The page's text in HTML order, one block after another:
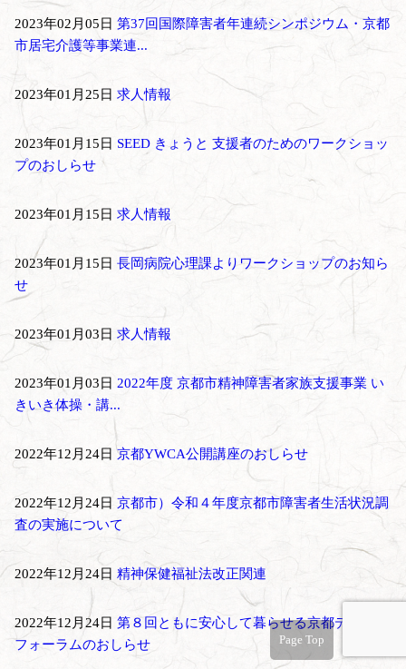
2023年02月05日 第37回国際障害者年連続シンポジウム・京都
市居宅介護等事業連...
2023年01月25日 求人情報
2023年01月15日 SEED きょうと 支援者のためのワークショッ
プのおしらせ
2023年01月15日 求人情報
2023年01月15日 長岡病院心理課よりワークショップのお知ら
せ
2023年01月03日 求人情報
2023年01月03日 2022年度 京都市精神障害者家族支援事業 い
きいき体操・講...
2022年12月24日京都YWCA公開講座のおしらせ
2022年12月24日 京都市）令和４年度京都市障害者生活状況調
査の実施について
2022年12月24日 精神保健福祉法改正関連
2022年12月24日 第８回ともに安心して暮らせる京都デザイン
フォーラムのおしらせ
Page Top